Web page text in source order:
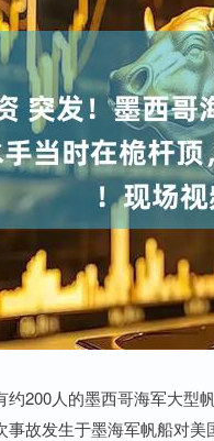
200人的墨西哥海军大型
故发生于墨海军帆船对
39.68 1.02%